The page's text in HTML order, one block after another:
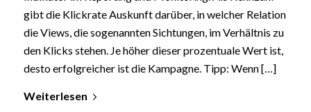
gibt die Klickrate Auskunft darüber, in welcher Relation
die Views, die sogenannten Sichtungen, im Verhältnis zu
den Klicks stehen. Je höher dieser prozentuale Wert ist,
desto erfolgreicher ist die Kampagne. Tipp: Wenn […]
Weiterlesen